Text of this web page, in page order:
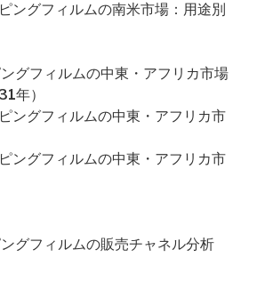
ングフィルムの南米市場：用途別
グフィルムの中東・アフリカ市場
年）
ングフィルムの中東・アフリカ市
ングフィルムの中東・アフリカ市
グフィルムの販売チャネル分析